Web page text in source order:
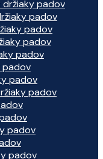
držiaky padov
padov
padov
padov
padov
padov
padov
padov
padov
padov